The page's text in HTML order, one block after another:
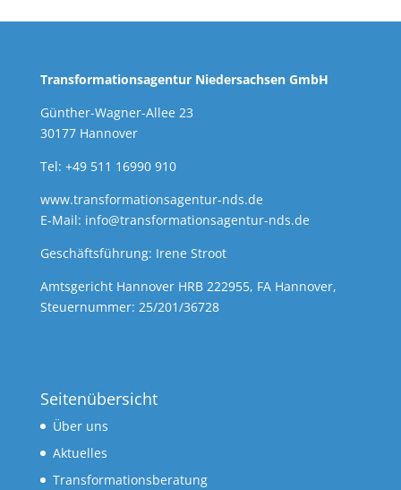
Transformationsagentur Niedersachsen GmbH
Günther-Wagner-Allee 23
30177 Hannover
Tel: +49 511 16990 910
www.transformationsagentur-nds.de
E-Mail: info@transformationsagentur-nds.de
Geschäftsführung: Irene Stroot
Amtsgericht Hannover HRB 222955, FA Hannover,
Steuernummer: 25/201/36728
Seitenübersicht
Über uns
Aktuelles
Transformationsberatung